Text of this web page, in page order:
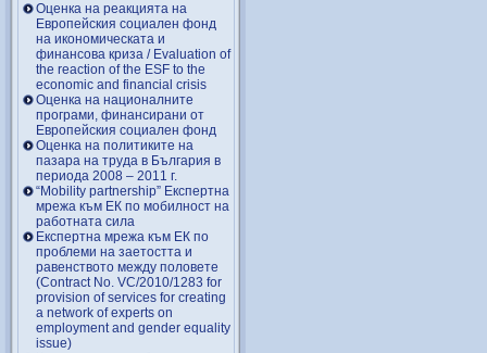
Оценка на реакцията на
Европейския социален фонд
на икономическата и
финансова криза / Evaluation of
the reaction of the ESF to the
economic and financial crisis
Оценка на националните
програми, финансирани от
Европейския социален фонд
Оценка на политиките на
пазара на труда в България в
периода 2008 – 2011 г.
“Mobility partnership” Експертна
мрежа към ЕК по мобилност на
работната сила
Експертна мрежа към ЕК по
проблеми на заетостта и
равенството между половете
(Contract No. VC/2010/1283 for
provision of services for creating
a network of experts on
employment and gender equality
issue)